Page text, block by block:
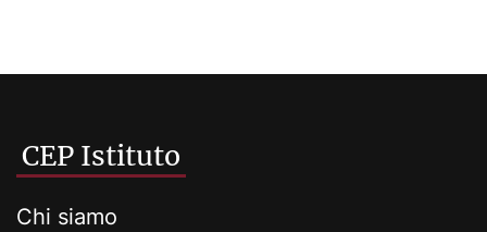
CEP Istituto
Chi siamo